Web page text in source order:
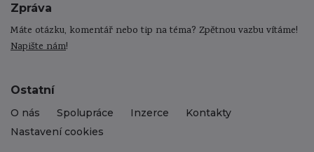
Ostatní
O nás Spolupráce Inzerce
Kontakty
Nastavení cookies
Zpráva
Máte otázku, komentář nebo tip na téma? Zpětnou vazbu vítáme!
Napište nám!